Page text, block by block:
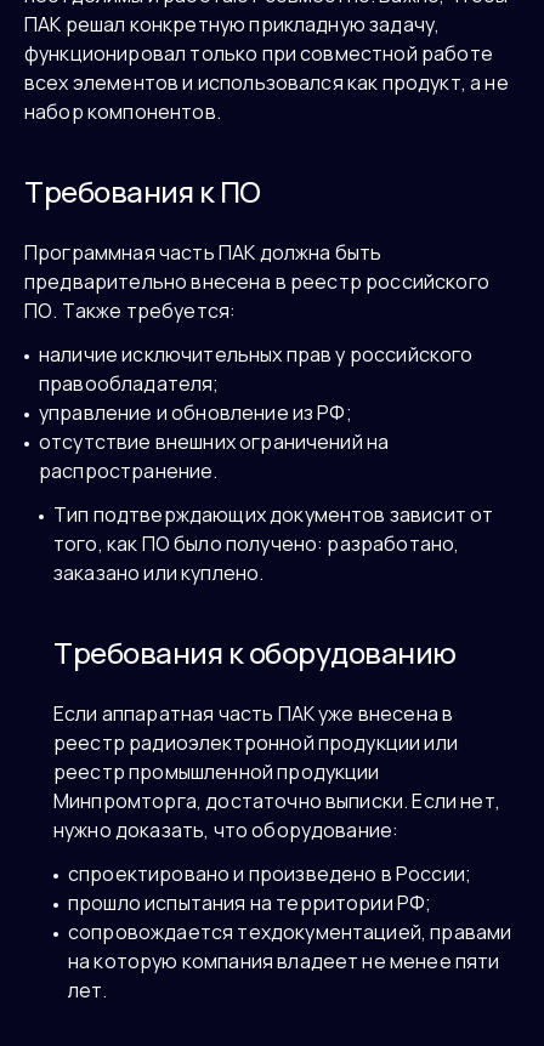
ПАК решал конкретную прикладную задачу,
функционировал только при совместной работе
всех элементов и использовался как продукт, а не
набор компонентов.
Требования к ПО
Программная часть ПАК должна быть
предварительно внесена в реестр российского
ПО. Также требуется:
наличие исключительных прав у российского
правообладателя;
управление и обновление из РФ;
отсутствие внешних ограничений на
распространение.
Тип подтверждающих документов зависит от
того, как ПО было получено: разработано,
заказано или куплено.
Требования к оборудованию
Если аппаратная часть ПАК уже внесена в
реестр радиоэлектронной продукции или
реестр промышленной продукции
Минпромторга, достаточно выписки. Если нет,
нужно доказать, что оборудование:
спроектировано и произведено в России;
прошло испытания на территории РФ;
сопровождается техдокументацией, правами
на которую компания владеет не менее пяти
лет.